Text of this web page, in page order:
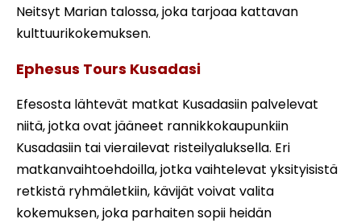
Neitsyt Marian talossa, joka tarjoaa kattavan
kulttuurikokemuksen.
Ephesus Tours Kusadasi
Efesosta lähtevät matkat Kusadasiin palvelevat
niitä, jotka ovat jääneet rannikkokaupunkiin
Kusadasiin tai vierailevat risteilyaluksella. Eri
matkanvaihtoehdoilla, jotka vaihtelevat yksityisistä
retkistä ryhmäletkiin, kävijät voivat valita
kokemuksen, joka parhaiten sopii heidän